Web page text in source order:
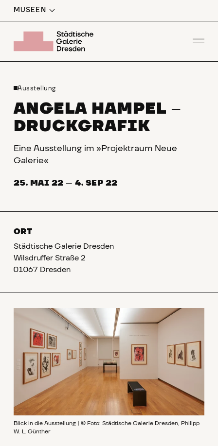
MUSEEN
Ausstellung
ANGELA HAMPEL –
DRUCKGRAFIK
Eine Ausstellung im »Projektraum Neue
Galerie«
25. MAI 22 — 4. SEP 22
ORT
Städtische Galerie Dresden
Wilsdruffer Straße 2
01067 Dresden
Blick in die Ausstellung | © Foto: Städtische Galerie Dresden, Philipp
W. L. Günther